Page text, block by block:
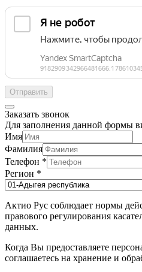
Отправить
Заказать звонок
Для заполнения данной формы
Имя
Фамилия
Телефон *
Регион *
Актио Рус соблюдает нормы
правового регулирования
данных.
Когда Вы предоставляете
соглашаетесь на хранение и